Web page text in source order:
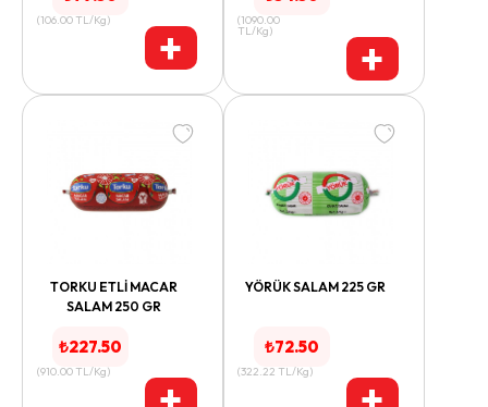
(106.00 TL/Kg) + (1090.00
TL/Kg) +
TORKU ETLİ MACAR
SALAM 250 GR
₺227.50
(910.00 TL/Kg)
YÖRÜK SALAM 225 GR
₺72.50
(322.22 TL/Kg)